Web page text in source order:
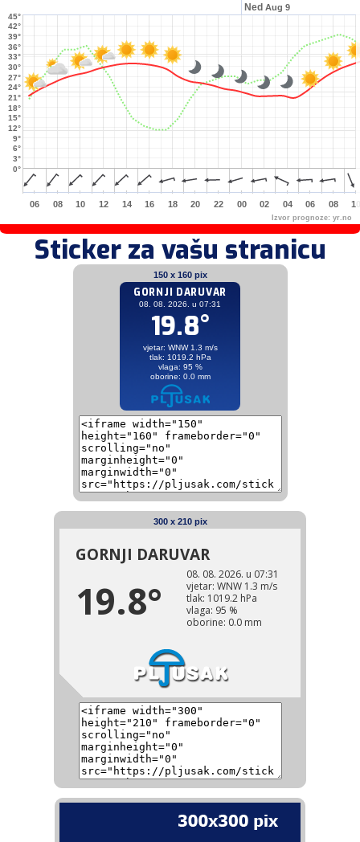
Izvor prognoze: yr.no
0°
12°
24°
36°
3°
6°
9°
15°
18°
21°
27°
30°
33°
39°
42°
45°
06 08 10 12 14 16 18 20 22 00 02 04 06 08
Ned Aug 9
Sticker za vašu stranicu
150 x 160 pix
300 x 210 pix